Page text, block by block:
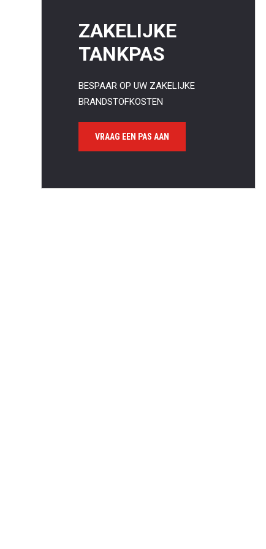
ZAKELIJKE
TANKPAS
BESPAAR OP UW ZAKELIJKE
BRANDSTOFKOSTEN
VRAAG EEN PAS AAN